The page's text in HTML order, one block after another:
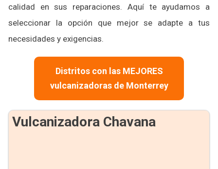
calidad en sus reparaciones. Aquí te ayudamos a
seleccionar la opción que mejor se adapte a tus
necesidades y exigencias.
Distritos con las MEJORES
vulcanizadoras de Monterrey
Vulcanizadora Chavana